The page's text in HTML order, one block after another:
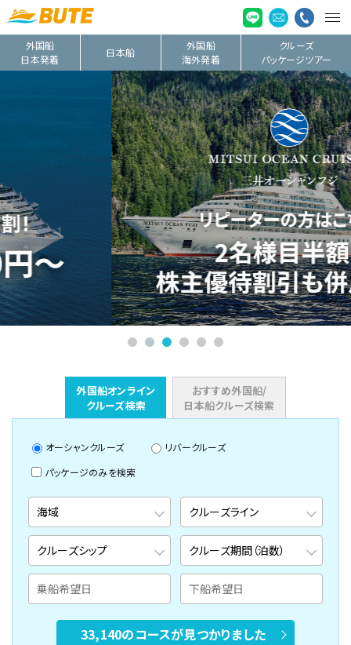
外国船
日本発着
日本船
外国船
海外発着
クルーズ
パッケージツアー
外国船オンライン
クルーズ検索
おすすめ外国船/
日本船クルーズ検索
オーシャンクルーズ
リバークルーズ
パッケージのみを検索
33,140のコースが見つかりました